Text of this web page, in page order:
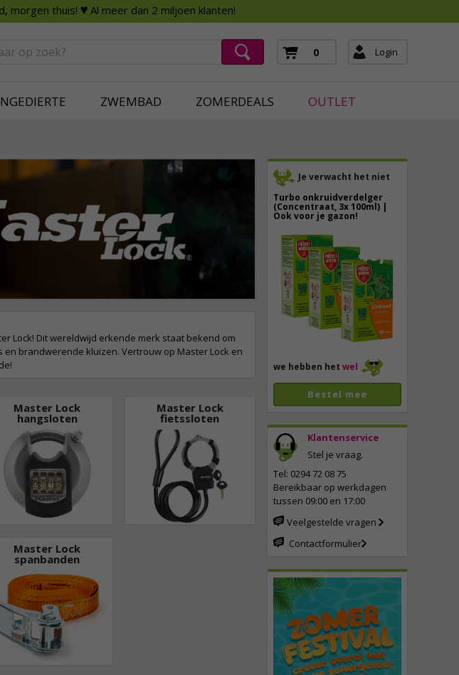
morgen thuis! ♥ Al meer dan 2 miljoen klanten!
0 Login
ZWEMBAD ZOMERDEALS OUTLET
Slimme beveiliging
Je verwacht het niet
Turbo onkruidverdelger
(Concentraat, 3x 100ml) |
Ook voor je gazon!
40,
we hebben het wel
Bestel mee
Klantenservice
Stel je vraag.
Tel: 0294 72 08 75
Bereikbaar op werkdagen
tussen 09:00 en 17:00
Veelgestelde vragen
Contactformulier
Lock! Dit wereldwijd erkende merk staat bekend om
brandwerende kluizen. Vertrouw op Master Lock en
Master Lock
hangsloten
Master Lock
fietssloten
Master Lock
spanbanden